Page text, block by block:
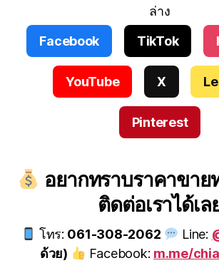
ล่าง
Facebook
TikTok
YouTube X
Pinterest
อยากทราบราคาขา
ติดต่อเราได้เล
โทร: 061-308-2062 Line:
ด้วย)
Facebook: m.me/